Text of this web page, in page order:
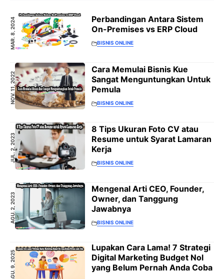
MAR. 8, 2024
Perbandingan Antara Sistem
On-Premises vs ERP Cloud
BISNIS ONLINE
NOV. 11, 2022
Cara Memulai Bisnis Kue
Sangat Menguntungkan Untuk
Pemula
BISNIS ONLINE
JUL. 2, 2023
8 Tips Ukuran Foto CV atau
Resume untuk Syarat Lamaran
Kerja
BISNIS ONLINE
AGU. 2, 2023
Mengenal Arti CEO, Founder,
Owner, dan Tanggung
Jawabnya
BISNIS ONLINE
AGU. 9, 2025
Lupakan Cara Lama! 7 Strategi
Digital Marketing Budget Nol
yang Belum Pernah Anda Coba